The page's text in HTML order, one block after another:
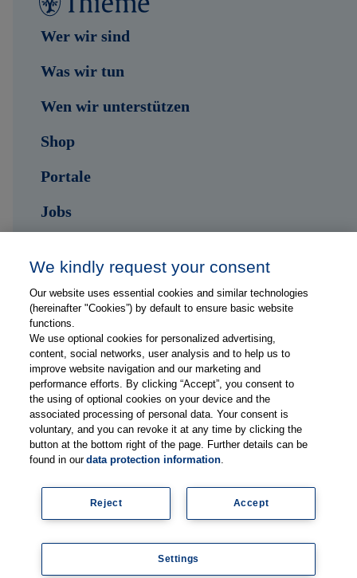
Wer wir sind
Was wir tun
Wen wir unterstützen
Shop
Portale
Jobs
Folge uns auf ...
Impressum
Datenschutzerklärung
FAQs
Mediadaten
Legal
Newsletter abonnieren
We kindly request your consent
Our website uses essential cookies and similar technologies
(hereinafter "Cookies”) by default to ensure basic website
functions.
We use optional cookies for personalized advertising,
content, social networks, user analysis and to help us to
improve website navigation and our marketing and
performance efforts. By clicking “Accept”, you consent to
the using of optional cookies on your device and the
associated processing of personal data. Your consent is
voluntary, and you can revoke it at any time by clicking the
button at the bottom right of the page. Further details can be
found in ourdata protection information.
Accept
Reject
Settings